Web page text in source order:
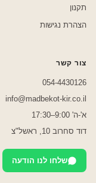
תקנון
הצהרת נגישות
צור קשר
054-4430126
info@madbekot-kir.co.il
א'-ה' 9:00–17:30
דוד סחרוב 10, ראשל"צ
שלחו לנו הודעה